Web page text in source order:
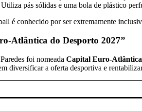
Utiliza pás sólidas e uma bola de plástico
é conhecido por ser extremamente
Atlântica do Desporto 2027”
foi nomeada Capital Euro-Atlântica
diversificar a oferta desportiva e